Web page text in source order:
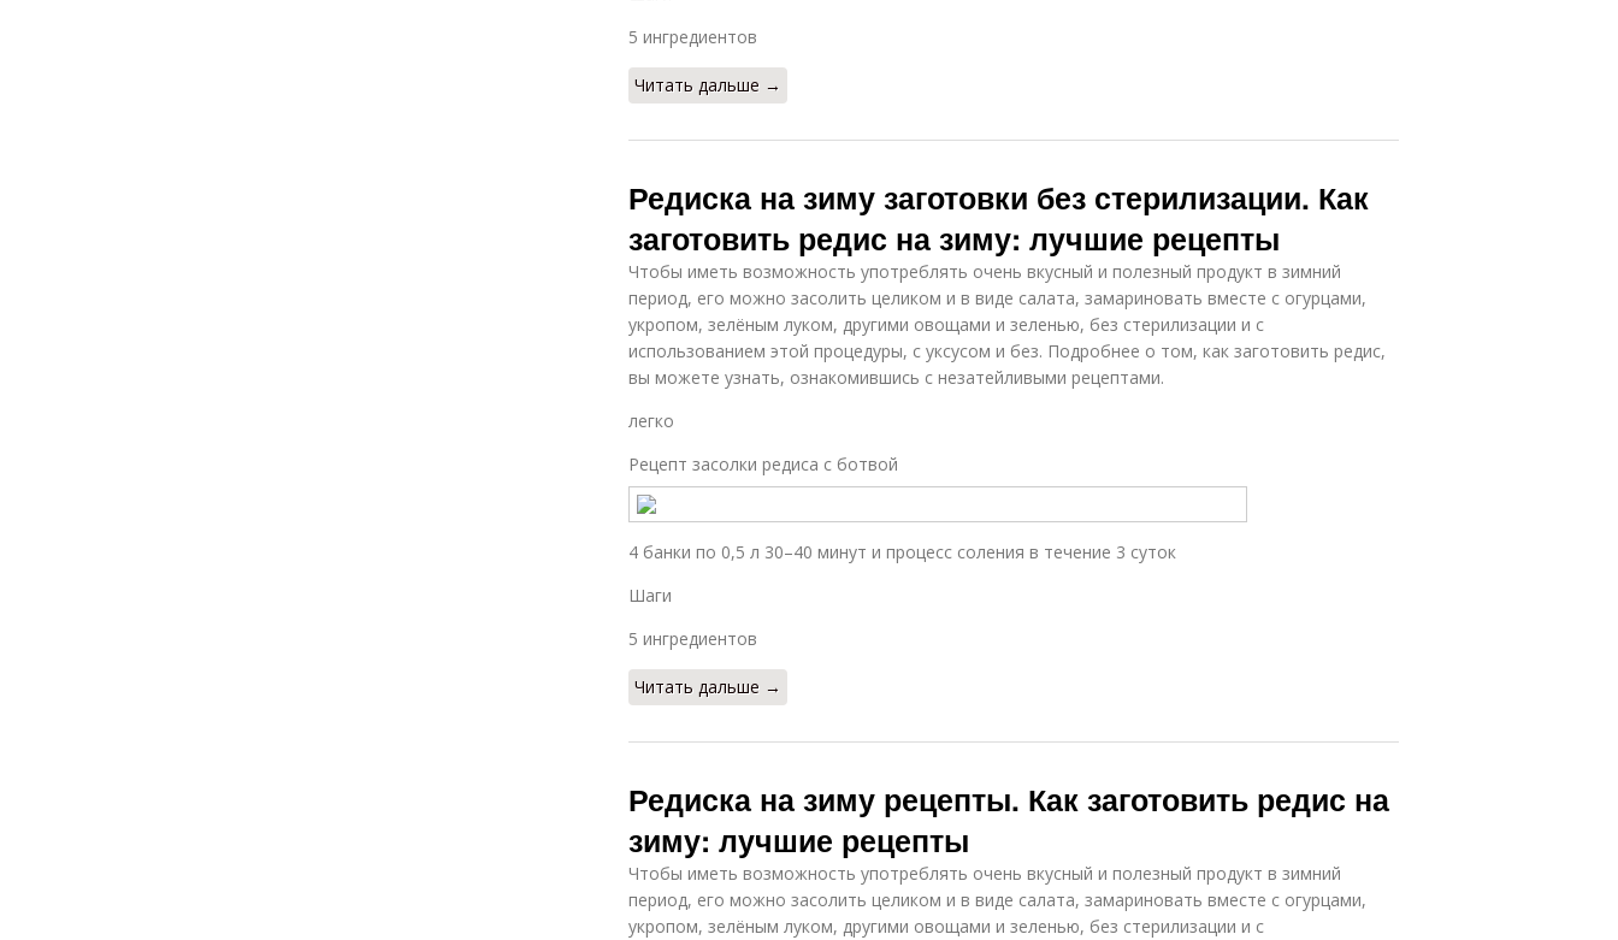
5 ингредиентов
Читать дальше →
Редиска на зиму заготовки без стерилизации. Как
заготовить редис на зиму: лучшие рецепты
Чтобы иметь возможность употреблять очень вкусный и полезный продукт в зимний
период, его можно засолить целиком и в виде салата, замариновать вместе с огурцами,
укропом, зелёным луком, другими овощами и зеленью, без стерилизации и с
использованием этой процедуры, с уксусом и без. Подробнее о том, как заготовить редис,
вы можете узнать, ознакомившись с незатейливыми рецептами.
легко
Рецепт засолки редиса с ботвой
4 банки по 0,5 л 30–40 минут и процесс соления в течение 3 суток
Шаги
5 ингредиентов
Читать дальше →
Редиска на зиму рецепты. Как заготовить редис на
зиму: лучшие рецепты
Чтобы иметь возможность употреблять очень вкусный и полезный продукт в зимний
период, его можно засолить целиком и в виде салата, замариновать вместе с огурцами,
укропом, зелёным луком, другими овощами и зеленью, без стерилизации и с